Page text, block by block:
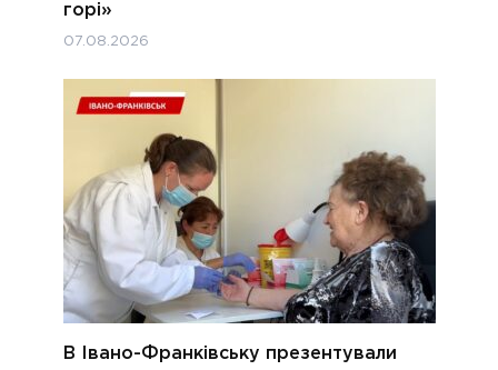
горі»
07.08.2026
В Івано-Франківську презентували